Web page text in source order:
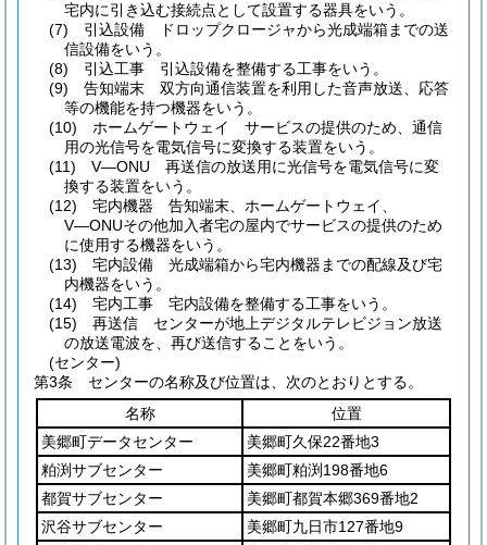
宅内に引き込む接続点として設置する器具をいう。
(7)
引込設備 ドロップクロージャから光成端箱までの送
信設備をいう。
(8)
引込工事 引込設備を整備する工事をいう。
(9)
告知端末 双方向通信装置を利用した音声放送、応答
等の機能を持つ機器をいう。
(10)
ホームゲートウェイ サービスの提供のため、通信
用の光信号を電気信号に変換する装置をいう。
(11)
V―ONU 再送信の放送用に光信号を電気信号に変
換する装置をいう。
(12)
宅内機器 告知端末、ホームゲートウェイ、
V―ONUその他加入者宅の屋内でサービスの提供のため
に使用する機器をいう。
(13)
宅内設備 光成端箱から宅内機器までの配線及び宅
内機器をいう。
(14)
宅内工事 宅内設備を整備する工事をいう。
(15)
再送信 センターが地上デジタルテレビジョン放送
の放送電波を、再び送信することをいう。
(センター)
第3条
センターの名称及び位置は、次のとおりとする。
名称
位置
美郷町データセンター
美郷町久保22番地3
粕渕サブセンター
美郷町粕渕198番地6
都賀サブセンター
美郷町都賀本郷369番地2
沢谷サブセンター
美郷町九日市127番地9